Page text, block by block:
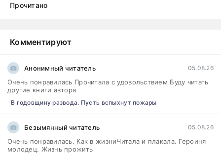
Прочитано
Комментируют
Анонимный читатель 05.08.26
Очень понравилась Прочитала с удовольствием Буду читать
другие книги автора
В годовщину развода. Пусть вспыхнут пожары
Безымянный читатель 05.08.26
Очень понравилась. Как в жизниЧитала и плакала. Героиня
молодец. Жизнь прожить